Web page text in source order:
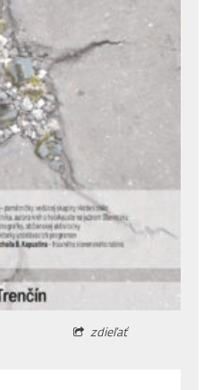
zdieľať